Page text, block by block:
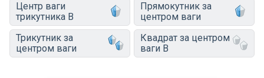
Центр ваги
трикутника B
Прямокутник за
центром ваги
Трикутник за
центром ваги
Квадрат за центром
ваги B